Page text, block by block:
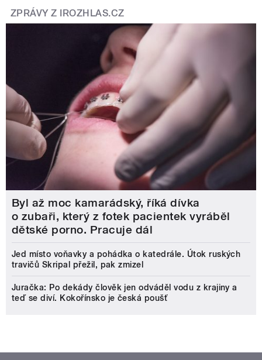
ZPRÁVY Z IROZHLAS.CZ
Byl až moc kamarádský, říká dívka
o zubaři, který z fotek pacientek vyráběl
dětské porno. Pracuje dál
Jed místo voňavky a pohádka o katedrále. Útok ruských
travičů Skripal přežil, pak zmizel
Juračka: Po dekády člověk jen odváděl vodu z krajiny a
teď se diví. Kokořínsko je česká poušť